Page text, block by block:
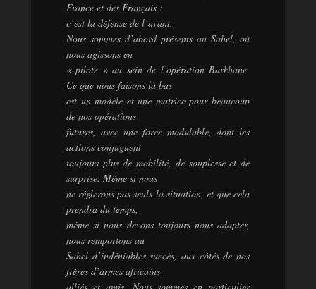
France et des Français :
c’est la défense de l’avant.
Nous sommes d’abord présents au Sahel, où
nous agissons en
« pilote » au sein de l’opération Barkhane.
Ce que nous faisons là bas
est un modèle et une matrice pour beaucoup
de nos opérations
futures, avec une force modulable, dont les
actions conjuguent
toujours plus de mobilité, de souplesse et de
surprise. Même si nous
ne réglerons pas seuls la situation, et que cela
prendra du temps,
même si nous devons toujours nous adapter,
nous remportons au
Sahel d’indéniables succès, aux côtés de nos
frères d’armes africains